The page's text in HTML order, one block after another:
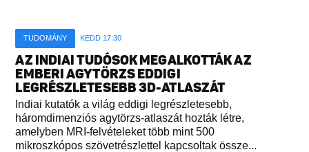
TUDOMÁNY KEDD 17:30
AZ INDIAI TUDÓSOK MEGALKOTTÁK AZ
EMBERI AGYTÖRZS EDDIGI
LEGRÉSZLETESEBB 3D-ATLASZÁT
Indiai kutatók a világ eddigi legrészletesebb,
háromdimenziós agytörzs-atlaszát hozták létre,
amelyben MRI-felvételeket több mint 500
mikroszkópos szövetrészlettel kapcsoltak össze...